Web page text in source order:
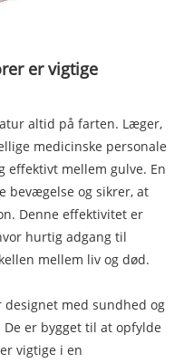
er vigtige
altid på farten. Læger,
medicinske personale
mellem gulve. En
bevægelse og sikrer, at
Denne effektivitet er
hurtig adgang til
mellem liv og død.
med sundhed og
er bygget til at opfylde
vigtige i en